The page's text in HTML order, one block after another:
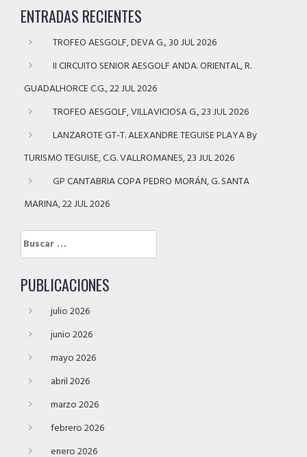
ENTRADAS RECIENTES
TROFEO AESGOLF, DEVA G., 30 JUL 2026
II CIRCUITO SENIOR AESGOLF ANDA. ORIENTAL, R.
GUADALHORCE C.G., 22 JUL 2026
TROFEO AESGOLF, VILLAVICIOSA G., 23 JUL 2026
LANZAROTE GT-T. ALEXANDRE TEGUISE PLAYA By
TURISMO TEGUISE, C.G. VALLROMANES, 23 JUL 2026
GP CANTABRIA COPA PEDRO MORÁN, G. SANTA
MARINA, 22 JUL 2026
Buscar:
PUBLICACIONES
julio 2026
junio 2026
mayo 2026
abril 2026
marzo 2026
febrero 2026
enero 2026